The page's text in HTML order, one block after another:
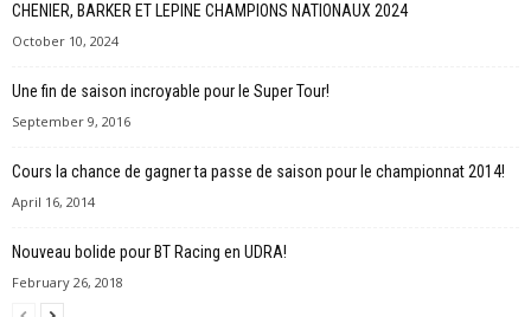
CHENIER, BARKER ET LEPINE CHAMPIONS NATIONAUX 2024
October 10, 2024
Une fin de saison incroyable pour le Super Tour!
September 9, 2016
Cours la chance de gagner ta passe de saison pour le championnat 2014!
April 16, 2014
Nouveau bolide pour BT Racing en UDRA!
February 26, 2018